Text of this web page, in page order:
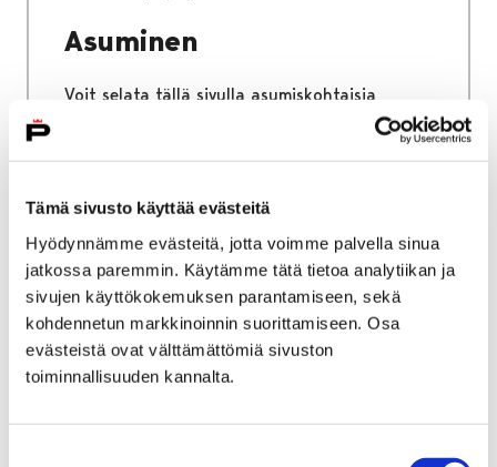
Tämä sivusto käyttää evästeitä
Hyödynnämme evästeitä, jotta voimme palvella sinua
jatkossa paremmin. Käytämme tätä tietoa analytiikan ja
sivujen käyttökokemuksen parantamiseen, sekä
kohdennetun markkinoinnin suorittamiseen. Osa
evästeistä ovat välttämättömiä sivuston
toiminnallisuuden kannalta.
Asuminen
Voit selata tällä sivulla asumiskohtaisia
Etusivu Kaupunki ja hallinto
Ota yhteyttä
Sähköinen asiointi ja lomakkeet
Kasvatus ja koulutus
Varhaiskasvatuspalvelut
Varhaiskasvatuspalvelut